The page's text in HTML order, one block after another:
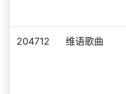
204712 维语歌曲